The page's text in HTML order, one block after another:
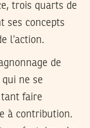
trois quarts de
ses concepts
l’action.
de
ne se
tant faire
à contribution.